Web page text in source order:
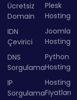
Ücretsiz
Domain
IDN
Çevirici
DNS
Sorgulama
IP
Sorgulama
Plesk
Hosting
Joomla
Hosting
Python
Hosting
Hosting
Fiyatları